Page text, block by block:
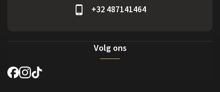
+32 487141464
Volg ons